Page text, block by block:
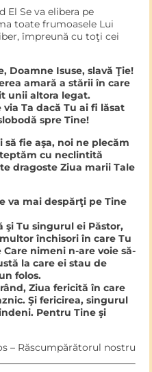
El Se va elibera pe
toate frumoasele Lui
împreună cu toţi cei
Doamne Isuse, slavă Ţie!
amară a stării în care
unii altora legat.
Ta dacă Tu ai fi lăsat
spre Tine!
fie aşa, noi ne plecăm
cu neclintită
dragoste Ziua marii Tale
va mai despărţi pe Tine
Tu singurul ei Păstor,
închisori în care Tu
nimeni n-are voie să-
la care ei stau de
folos.
Ziua fericită în care
Şi fericirea, singurul
Pentru Tine şi
– Răscumpărătorul nostru